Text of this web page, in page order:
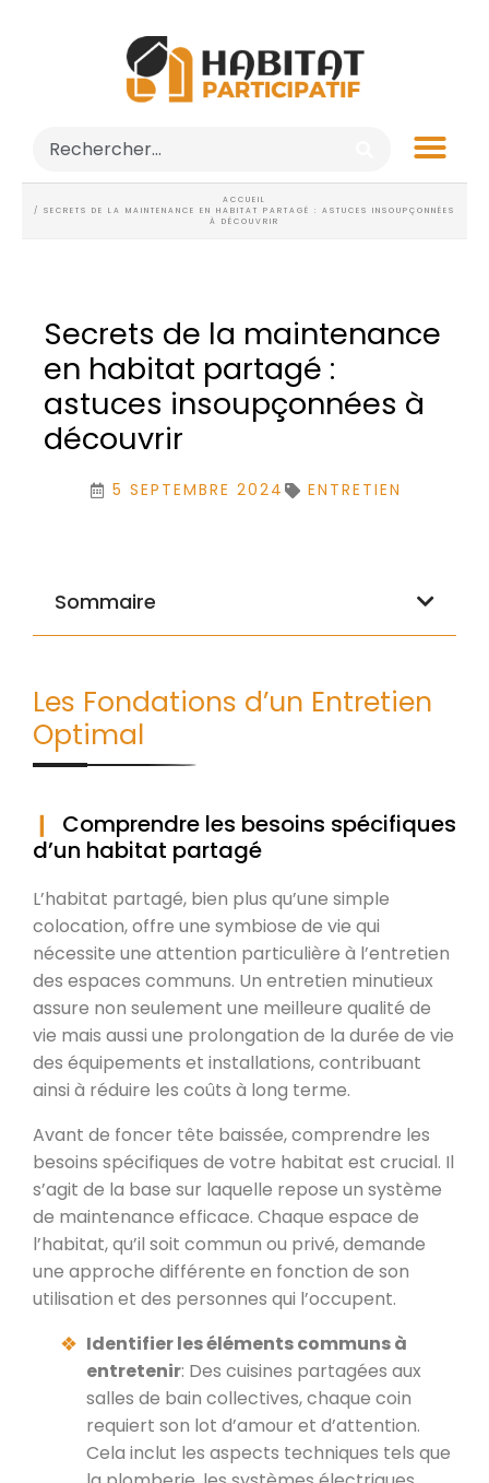
ACCUEIL
/ SECRETS DE LA MAINTENANCE EN HABITAT PARTAGÉ : ASTUCES INSOUPÇONNÉES
À DÉCOUVRIR
Secrets de la maintenance
en habitat partagé :
astuces insoupçonnées à
découvrir
5 SEPTEMBRE 2024 ENTRETIEN
Sommaire
Les Fondations d’un Entretien
Optimal
Comprendre les besoins spécifiques
d’un habitat partagé
L’habitat partagé, bien plus qu’une simple
colocation, offre une symbiose de vie qui
nécessite une attention particulière à l’entretien
des espaces communs. Un entretien minutieux
assure non seulement une meilleure qualité de
vie mais aussi une prolongation de la durée de vie
des équipements et installations, contribuant
ainsi à réduire les coûts à long terme.
Avant de foncer tête baissée, comprendre les
besoins spécifiques de votre habitat est crucial. Il
s’agit de la base sur laquelle repose un système
de maintenance efficace. Chaque espace de
l’habitat, qu’il soit commun ou privé, demande
une approche différente en fonction de son
utilisation et des personnes qui l’occupent.
Identifier les éléments communs à
entretenir: Des cuisines partagées aux
salles de bain collectives, chaque coin
requiert son lot d’amour et d’attention.
Cela inclut les aspects techniques tels que